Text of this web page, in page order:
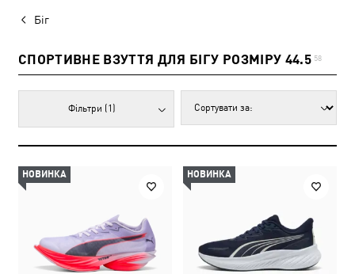
Біг
СПОРТИВНЕ ВЗУТТЯ ДЛЯ БІГУ РОЗМІРУ 44.5 58
Фільтри (1)
НОВИНКА НОВИНКА